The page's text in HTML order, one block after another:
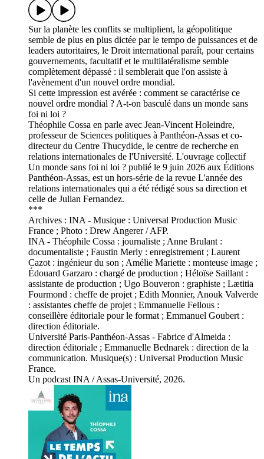
Sur la planète les conflits se multiplient, la géopolitique
semble de plus en plus dictée par le tempo de puissances et de
leaders autoritaires, le Droit international paraît, pour certains
gouvernements, facultatif et le multilatéralisme semble
complètement dépassé : il semblerait que l'on assiste à
l'avènement d'un nouvel ordre mondial.
Si cette impression est avérée : comment se caractérise ce
nouvel ordre mondial ? A-t-on basculé dans un monde sans
foi ni loi ?
Théophile Cossa en parle avec Jean-Vincent Holeindre,
professeur de Sciences politiques à Panthéon-Assas et co-
directeur du Centre Thucydide, le centre de recherche en
relations internationales de l'Université. L'ouvrage collectif
Un monde sans foi ni loi ? publié le 9 juin 2026 aux Éditions
Panthéon-Assas, est un hors-série de la revue L'année des
relations internationales qui a été rédigé sous sa direction et
celle de Julian Fernandez.
***
Archives : INA - Musique : Universal Production Music
France ; Photo : Drew Angerer / AFP.
INA - Théophile Cossa : journaliste ; Anne Brulant :
documentaliste ; Faustin Merly : enregistrement ; Laurent
Cazot : ingénieur du son ; Amélie Mariette : monteuse image ;
Édouard Garzaro : chargé de production ; Héloïse Saillant :
assistante de production ; Ugo Bouveron : graphiste ; Lætitia
Fourmond : cheffe de projet ; Edith Monnier, Anouk Valverde
: assistantes cheffe de projet ; Emmanuelle Fellous :
conseillère éditoriale pour le format ; Emmanuel Goubert :
direction éditoriale.
Université Paris-Panthéon-Assas - Fabrice d'Almeida :
direction éditoriale ; Emmanuelle Bednarek : direction de la
communication. Musique(s) : Universal Production Music
France.
Un podcast INA / Assas-Université, 2026.